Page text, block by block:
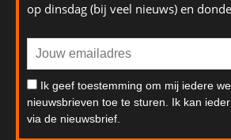
op dinsdag (bij veel nieuws) en
Ik geef toestemming om mij iedere
nieuwsbrieven toe te sturen. Ik kan
via de nieuwsbrief.